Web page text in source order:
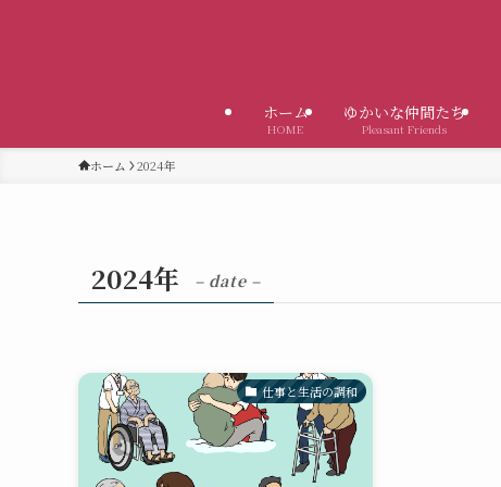
ホーム
HOME
ゆかいな仲間たち
Pleasant Friends
ホーム 2024年
2024年 – date –
仕事と生活の調和